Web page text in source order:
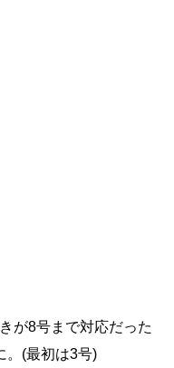
が8号まで対応だった
。(最初は3号)